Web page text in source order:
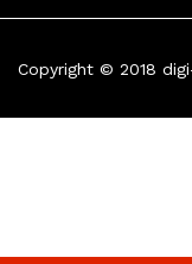
Copyright © 2018